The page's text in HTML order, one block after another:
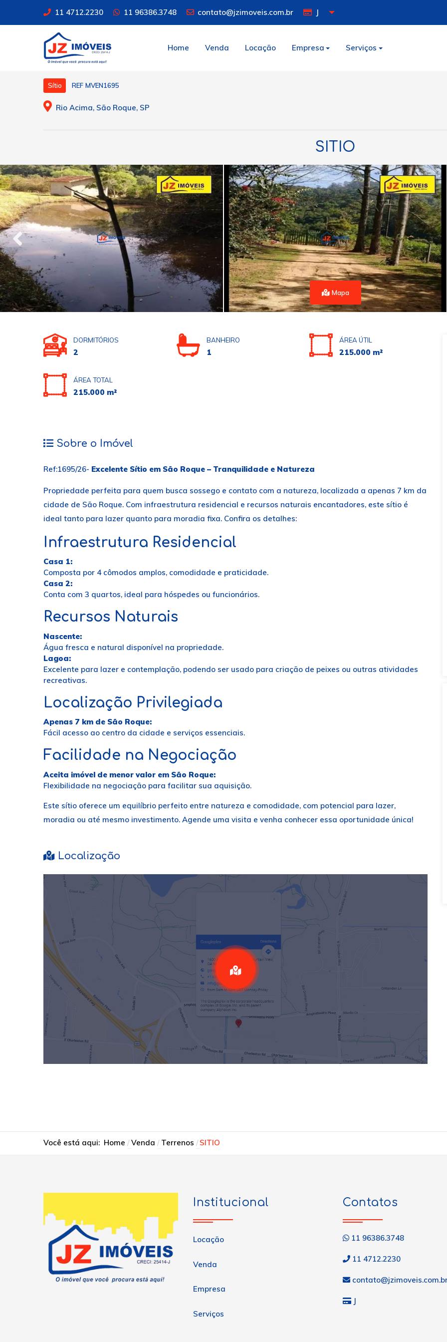
11 4712.2230 11 96386.3748 contato@jzimoveis.com.br J
Home Venda Locação Empresa Serviços
Sítio REF MVEN1695
Rio Acima, São Roque, SP
SITIO
Mapa
DORMITÓRIOS
2
BANHEIRO
1
ÁREA ÚTIL
215.000 m²
ÁREA TOTAL
215.000 m²
Sobre o Imóvel
Ref:1695/26- Excelente Sítio em São Roque – Tranquilidade e Natureza
Propriedade perfeita para quem busca sossego e contato com a natureza, localizada a apenas 7 km da
cidade de São Roque. Com infraestrutura residencial e recursos naturais encantadores, este sítio é
ideal tanto para lazer quanto para moradia fixa. Confira os detalhes:
Infraestrutura Residencial
Casa 1:
Composta por 4 cômodos amplos, comodidade e praticidade.
Casa 2:
Conta com 3 quartos, ideal para hóspedes ou funcionários.
Recursos Naturais
Nascente:
Água fresca e natural disponível na propriedade.
Lagoa:
Excelente para lazer e contemplação, podendo ser usado para criação de peixes ou outras atividades
recreativas.
Localização Privilegiada
Apenas 7 km de São Roque:
Fácil acesso ao centro da cidade e serviços essenciais.
Facilidade na Negociação
Aceita imóvel de menor valor em São Roque:
Flexibilidade na negociação para facilitar sua aquisição.
Este sítio oferece um equilíbrio perfeito entre natureza e comodidade, com potencial para lazer,
moradia ou até mesmo investimento. Agende uma visita e venha conhecer essa oportunidade única!
Localização
Você está aqui: Home Venda Terrenos SITIO
Institucional
Locação
Venda
Empresa
Serviços
Contatos
11 96386.3748
11 4712.2230
J